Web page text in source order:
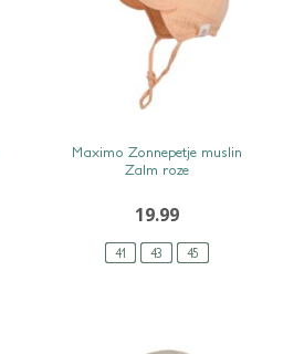
SNEL BEKIJKEN
41 43 45
Maximo Zonnepetje muslin
Zalm roze
19.99